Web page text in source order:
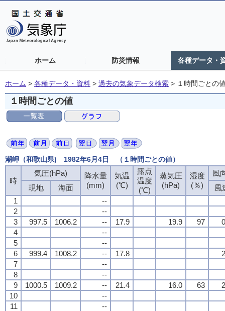
ホーム 防災情報 各種データ・
ホーム > 各種データ・資料 > 過去の気象データ検索 > １時間ごとの
１時間ごとの値
潮岬（和歌山県) 1982年6月4日 （１時間ごとの値）
時
気圧(hPa)
降水量
(mm)
気温
(℃)
露点
温度
(℃)
蒸気圧
(hPa)
湿度
(％)
風
現地
海面
風
1
--
2
--
3
997.5 1006.2 -- 17.9 19.9 97
4
--
5
--
6
999.4 1008.2 -- 17.8
7
--
8
--
9
1000.5 1009.2 -- 21.4 16.0 63
10
--
11
--